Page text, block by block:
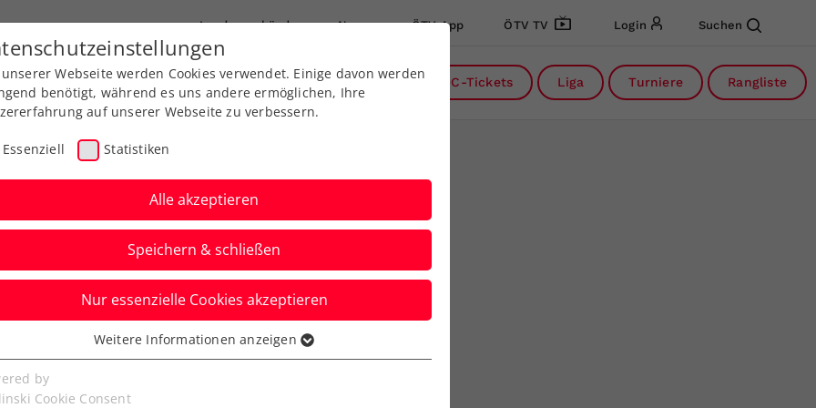
Landesverbände News ÖTV App ÖTV TV Login Suchen
Ausbildung Services Über uns DC-Tickets Liga Turniere Rangliste
by EVN: Players
Webseite werden Cookies verwendet. Einige davon werden
benötigt, während es uns andere ermöglichen, Ihre
auf unserer Webseite zu verbessern.
Essenziell Statistiken
Alle akzeptieren
Speichern & schließen
Nur essenzielle Cookies akzeptieren
Cookies werden für grundlegende Funktionen der
benötigt. Dadurch ist gewährleistet, dass die Webseite
Weitere Informationen anzeigen
by
Cookie Consent